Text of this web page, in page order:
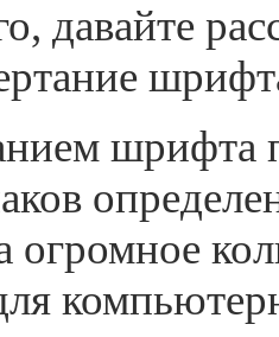
давайте
шрифта
огромное